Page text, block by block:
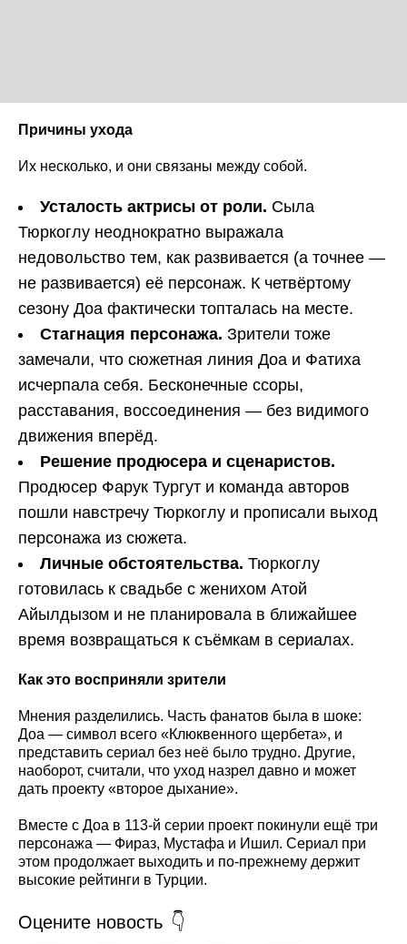
Причины ухода
Их несколько, и они связаны между собой.
Усталость актрисы от роли. Сыла
Тюркоглу неоднократно выражала
недовольство тем, как развивается (а точнее —
не развивается) её персонаж. К четвёртому
сезону Доа фактически топталась на месте.
Стагнация персонажа. Зрители тоже
замечали, что сюжетная линия Доа и Фатиха
исчерпала себя. Бесконечные ссоры,
расставания, воссоединения — без видимого
движения вперёд.
Решение продюсера и сценаристов.
Продюсер Фарук Тургут и команда авторов
пошли навстречу Тюркоглу и прописали выход
персонажа из сюжета.
Личные обстоятельства. Тюркоглу
готовилась к свадьбе с женихом Атой
Айылдызом и не планировала в ближайшее
время возвращаться к съёмкам в сериалах.
Как это восприняли зрители
Мнения разделились. Часть фанатов была в шоке:
Доа — символ всего «Клюквенного щербета», и
представить сериал без неё было трудно. Другие,
наоборот, считали, что уход назрел давно и может
дать проекту «второе дыхание».
Вместе с Доа в 113-й серии проект покинули ещё три
персонажа — Фираз, Мустафа и Ишил. Сериал при
этом продолжает выходить и по-прежнему держит
высокие рейтинги в Турции.
Оцените новость